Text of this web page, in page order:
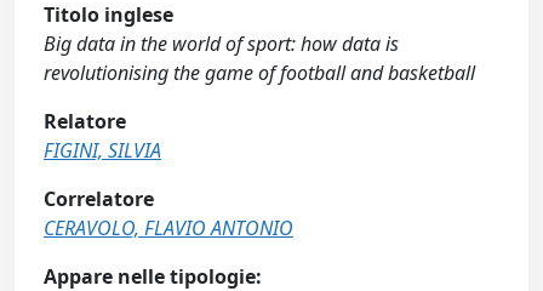
Titolo inglese
Big data in the world of sport: how data is
revolutionising the game of football and basketball
Relatore
FIGINI, SILVIA
Correlatore
CERAVOLO, FLAVIO ANTONIO
Appare nelle tipologie: